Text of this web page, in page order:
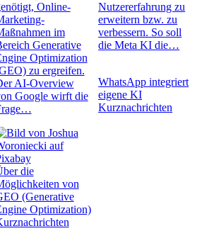
Online-
im
Generative
Optimization
zu ergreifen.
AI-Overview
Google wirft die
die
von
(Generative
Optimization)
Nutzererfahrung zu
erweitern bzw. zu
verbessern. So soll
die Meta KI die…
WhatsApp integriert
eigene KI
Kurznachrichten